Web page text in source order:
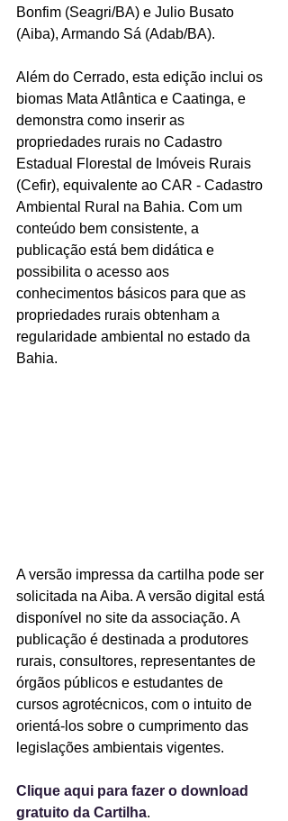
Bonfim (Seagri/BA) e Julio Busato
(Aiba), Armando Sá (Adab/BA).
Além do Cerrado, esta edição inclui os
biomas Mata Atlântica e Caatinga, e
demonstra como inserir as
propriedades rurais no Cadastro
Estadual Florestal de Imóveis Rurais
(Cefir), equivalente ao CAR - Cadastro
Ambiental Rural na Bahia. Com um
conteúdo bem consistente, a
publicação está bem didática e
possibilita o acesso aos
conhecimentos básicos para que as
propriedades rurais obtenham a
regularidade ambiental no estado da
Bahia.
A versão impressa da cartilha pode ser
solicitada na Aiba. A versão digital está
disponível no site da associação. A
publicação é destinada a produtores
rurais, consultores, representantes de
órgãos públicos e estudantes de
cursos agrotécnicos, com o intuito de
orientá-los sobre o cumprimento das
legislações ambientais vigentes.
Clique aqui para fazer o download
gratuito da Cartilha.